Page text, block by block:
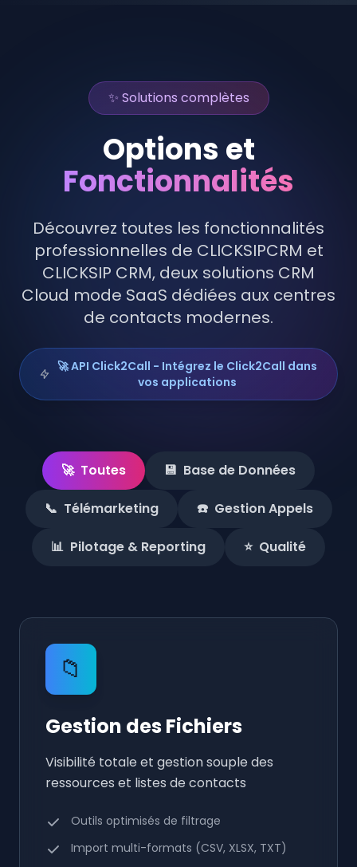
FR
Créer Votre Accès en 2 min
✨ Solutions complètes
Options et
Fonctionnalités
Découvrez toutes les fonctionnalités
professionnelles de CLICKSIPCRM et
CLICKSIP CRM, deux solutions CRM
Cloud mode SaaS dédiées aux centres
de contacts modernes.
🚀 API Click2Call - Intégrez le Click2Call dans
vos applications
🚀 Toutes 💾 Base de Données
📞 Télémarketing ☎️ Gestion Appels
📊 Pilotage & Reporting ⭐ Qualité
📁
Gestion des Fichiers
Visibilité totale et gestion souple des
ressources et listes de contacts
Outils optimisés de filtrage
Import multi-formats (CSV, XLSX, TXT)